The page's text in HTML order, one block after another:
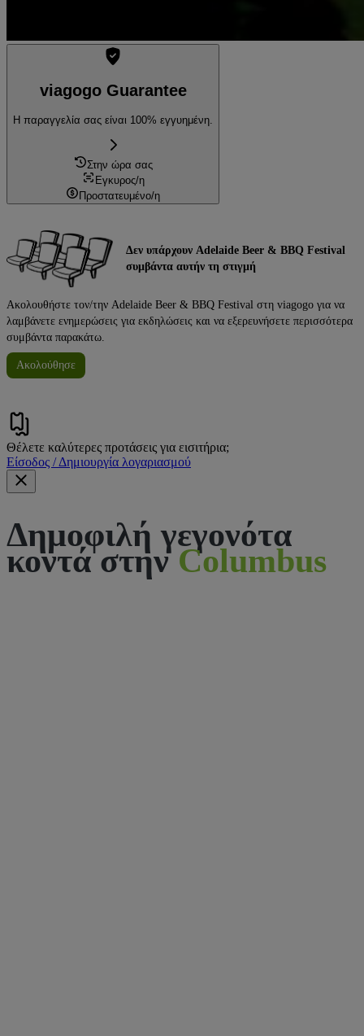
viagogo Guarantee
Η παραγγελία σας είναι 100% εγγυημένη.
Στην ώρα σας
Εγκυρος/η
Προστατευμένο/η
Δεν υπάρχουν Adelaide Beer & BBQ Festival
συμβάντα αυτήν τη στιγμή
Ακολουθήστε τον/την Adelaide Beer & BBQ Festival στη viagogo για να
λαμβάνετε ενημερώσεις για εκδηλώσεις και να εξερευνήσετε περισσότερα
συμβάντα παρακάτω.
Ακολούθησε
Θέλετε καλύτερες προτάσεις για εισιτήρια;
Είσοδος / Δημιουργία λογαριασμού
Δημοφιλή γεγονότα
κοντά στηνColumbus